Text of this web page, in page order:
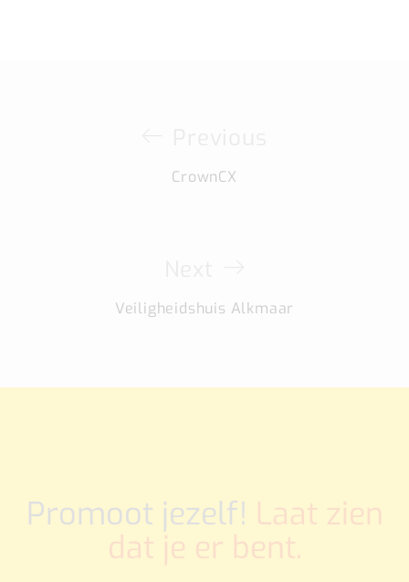
CrownCX
Veiligheidshuis Alkmaar
Promoot jezelf! Laat zien
dat je er bent.